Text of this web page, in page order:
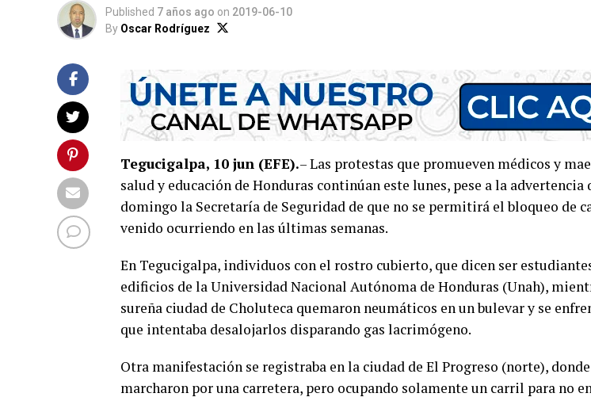
Published 7 años ago on 2019-06-10
By Oscar Rodríguez
Tegucigalpa, 10 jun (EFE).– Las protestas que promueven médicos y
salud y educación de Honduras continúan este lunes, pese a la advertencia
domingo la Secretaría de Seguridad de que no se permitirá el bloqueo de
venido ocurriendo en las últimas semanas.
En Tegucigalpa, individuos con el rostro cubierto, que dicen ser
edificios de la Universidad Nacional Autónoma de Honduras (Unah),
sureña ciudad de Choluteca quemaron neumáticos en un bulevar y se
que intentaba desalojarlos disparando gas lacrimógeno.
Otra manifestación se registraba en la ciudad de El Progreso (norte),
marcharon por una carretera, pero ocupando solamente un carril para no